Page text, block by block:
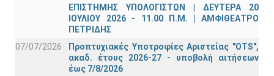
ΕΠΙΣΤΗΜΗΣ ΥΠΟΛΟΓΙΣΤΩΝ | ΔΕΥΤΕΡΑ 20
ΙΟΥΛΙΟΥ 2026 - 11.00 Π.Μ. | ΑΜΦΙΘΕΑΤΡΟ
ΠΕΤΡΙΔΗΣ
07/07/2026
Προπτυχιακές Υποτροφίες Αριστείας "OTS",
ακαδ. έτους 2026-27 - υποβολή αιτήσεων
έως 7/8/2026